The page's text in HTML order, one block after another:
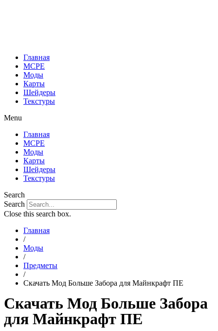
Главная
MCPE
Моды
Карты
Шейдеры
Текстуры
Menu
Главная
MCPE
Моды
Карты
Шейдеры
Текстуры
Search
Search
Close this search box.
Главная
/
Моды
/
Предметы
/
Скачать Мод Больше Забора для Майнкрафт ПЕ
Скачать Мод Больше Забора
для Майнкрафт ПЕ